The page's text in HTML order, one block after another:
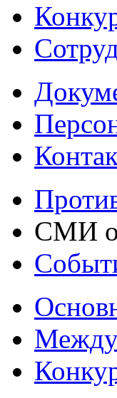
СМИ о